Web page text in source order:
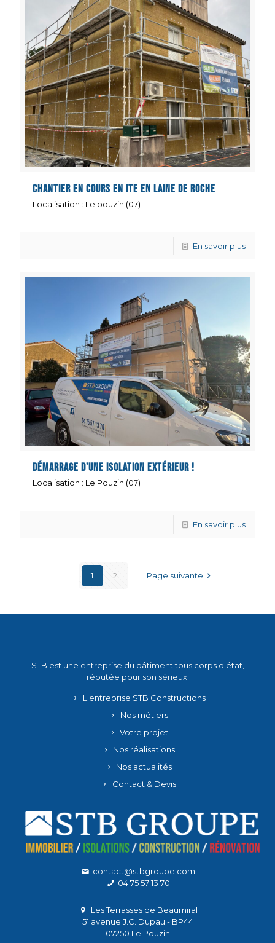
Chantier en cours en ITE en laine de roche
Localisation : Le pouzin (07)
En savoir plus
Démarrage d’une isolation extérieur !
Localisation : Le Pouzin (07)
En savoir plus
1 2 Page suivante
STB est une entreprise du bâtiment tous corps d'état,
réputée pour son sérieux.
L'entreprise STB Constructions
Nos métiers
Votre projet
Nos réalisations
Nos actualités
Contact & Devis
contact@stbgroupe.com
04 75 57 13 70
Les Terrasses de Beaumiral
51 avenue J.C. Dupau - BP44
07250 Le Pouzin